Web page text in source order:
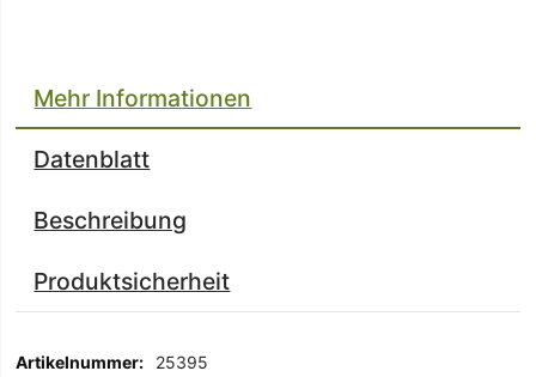
Mehr Informationen
Datenblatt
Beschreibung
Produktsicherheit
Mehr
25395